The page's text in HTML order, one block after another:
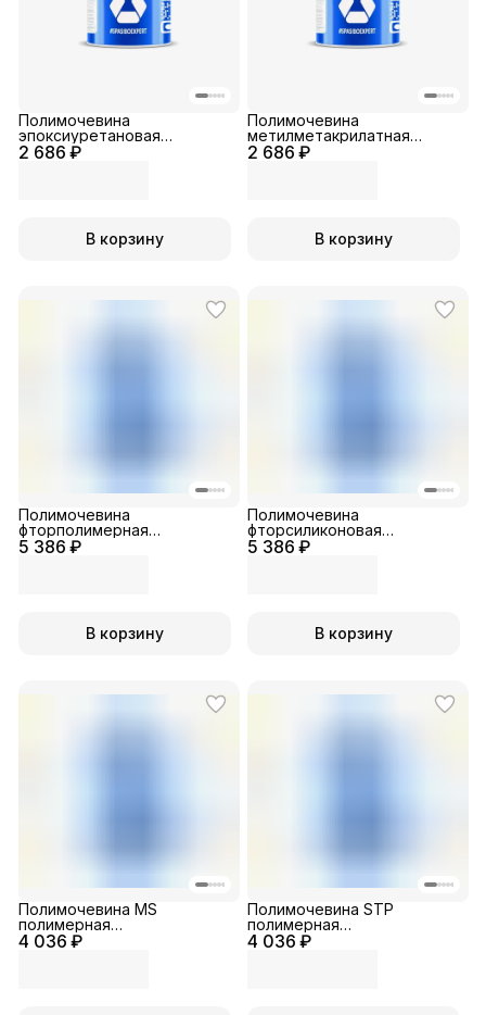
2 686 ₽
Полимочевина
эпоксиуретановая
двухкомпонентная
В корзину
2 686 ₽
Полимочевина
метилметакрилатная
двухкомпонентная
В корзину
5 386 ₽
Полимочевина
фторполимерная
двухкомпонентная
В корзину
5 386 ₽
Полимочевина
фторсиликоновая
двухкомпонентная
В корзину
4 036 ₽
Полимочевина MS
полимерная
двухкомпонентная
4 036 ₽
Полимочевина STP
полимерная
двухкомпонентная